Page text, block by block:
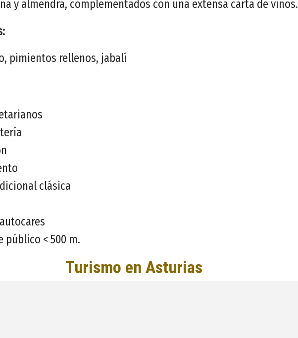
y almendra, complementados con una extensa carta de vinos.
pimientos rellenos, jabalí
clásica
público < 500 m.